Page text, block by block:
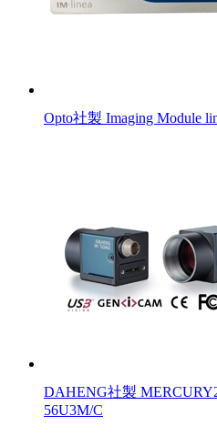
Opto社製 Imaging Module
DAHENG社製
56U3M/C